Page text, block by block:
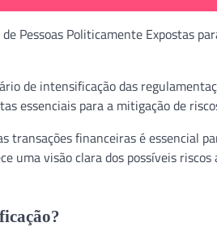
Pessoas Politicamente Expostas
de intensificação das
essenciais para a mitigação de
transações financeiras é essencial
uma visão clara dos possíveis